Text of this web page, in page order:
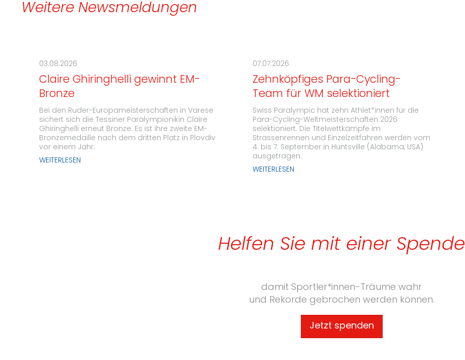
Weitere Newsmeldungen
03.08.2026
Claire Ghiringhelli gewinnt EM-
Bronze
Bei den Ruder-Europameisterschaften in Varese
sichert sich die Tessiner Paralympionikin Claire
Ghiringhelli erneut Bronze. Es ist ihre zweite EM-
Bronzemedaille nach dem dritten Platz in Plovdiv
vor einem Jahr.
WEITERLESEN
07.07.2026
Zehnköpfiges Para-Cycling-
Team für WM selektioniert
Swiss Paralympic hat zehn Athlet*innen für die
Para-Cycling-Weltmeisterschaften 2026
selektioniert. Die Titelwettkämpfe im
Strassenrennen und Einzelzeitfahren werden vom
4. bis 7. September in Huntsville (Alabama, USA)
ausgetragen.
WEITERLESEN
Helfen Sie mit einer Spende
damit Sportler*innen-Träume wahr
und Rekorde gebrochen werden können.
Jetzt spenden